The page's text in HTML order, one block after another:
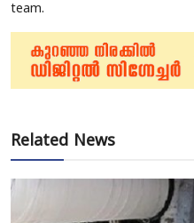
team.
Related News